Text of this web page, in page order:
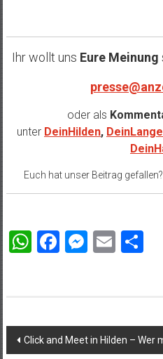
Ihr wollt uns Eure Meinung
oder als
unter DeinHilden,
Euch hat unser Beitrag
WhatsApp
Facebook
Email
Click and Meet in Hilden – Wer